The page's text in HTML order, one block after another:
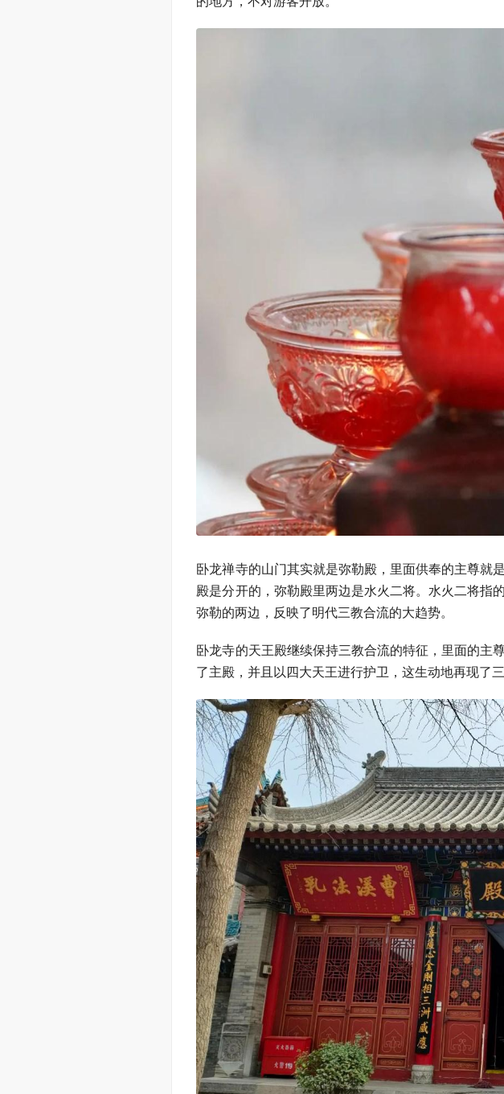
卧龙禅寺的山门其实就是弥勒殿，里面供奉的主尊就
殿是分开的，弥勒殿里两边是水火二将。水火二将指
弥勒的两边，反映了明代三教合流的大趋势。
卧龙寺的天王殿继续保持三教合流的特征，里面的主
了主殿，并且以四大天王进行护卫，这生动地再现了